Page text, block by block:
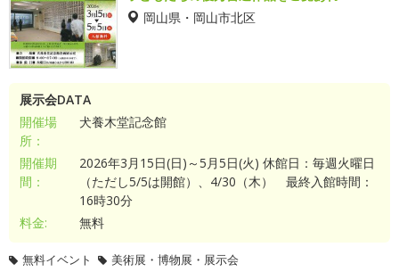
岡山県・岡山市北区
展示会DATA
開催場
所：
犬養木堂記念館
開催期
間：
2026年3月15日(日)～5月5日(火) 休館日：毎週火曜日
（ただし5/5は開館）、4/30（木） 最終入館時間：
16時30分
料金:
無料
無料イベント 美術展・博物展・展示会